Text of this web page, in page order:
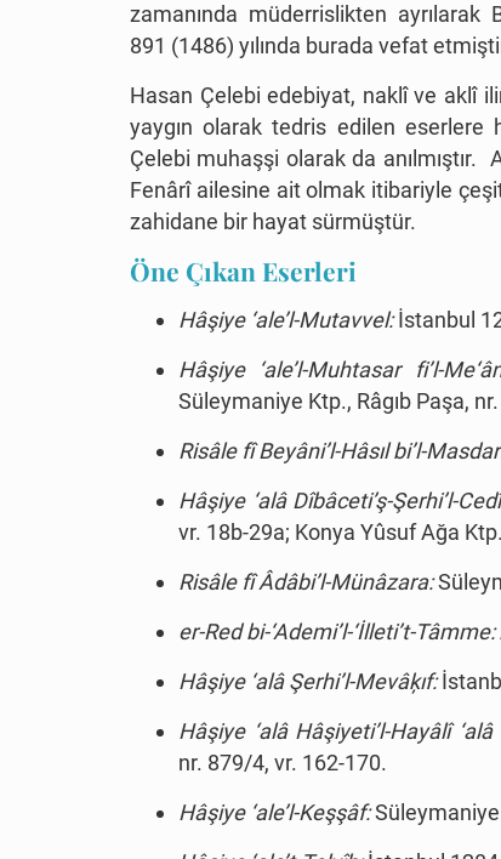
zamanında müderrislikten
891 (1486) yılında burada vefat
Hasan Çelebi edebiyat, naklî ve aklî
yaygın olarak tedris edilen
Çelebi muhaşşi olarak da
Fenârî ailesine ait olmak itibariyle
zahidane bir hayat sürmüştür.
Öne Çıkan Eserleri
Hâşiye ‘ale’l-Mutavvel:İstanbul
Hâşiye ‘ale’l-Muhtasar fi’l-
Süleymaniye Ktp., Râgıb Paşa,
Risâle fî Beyâni’l-Hâsıl bi’l-
Hâşiye ‘alâ Dîbâceti’ş-Şerhi’l-
vr. 18b-29a; Konya Yûsuf Ağa
Risâle fî Âdâbi’l-Münâzara:
er-Red bi-‘Ademi’l-‘İlleti’t-Tâmme:
Hâşiye ‘alâ Şerhi’l-Mevâķıf:
Hâşiye ‘alâ Hâşiyeti’l-Hayâlî ‘alâ
nr. 879/4, vr. 162-170.
Hâşiye ‘ale’l-Keşşâf:Süleymaniye